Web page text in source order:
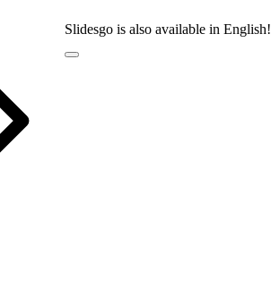
Slidesgo is also available in English!